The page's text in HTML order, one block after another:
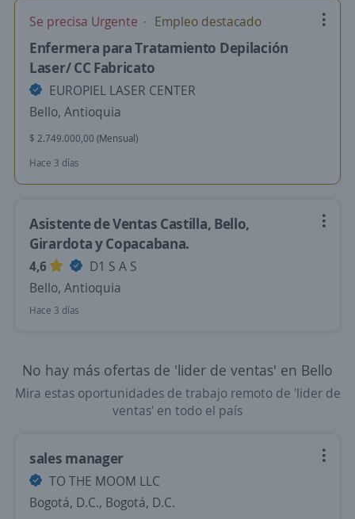
Se precisa Urgente Empleo destacado
Enfermera para Tratamiento Depilación
Laser/ CC Fabricato
EUROPIEL LASER CENTER
Bello, Antioquia
$ 2.749.000,00 (Mensual)
Hace 3 días
Asistente de Ventas Castilla, Bello,
Girardota y Copacabana.
4,6
D1 S A S
Bello, Antioquia
Hace 3 días
No hay más ofertas de 'lider de ventas' en Bello
Mira estas oportunidades de trabajo remoto de 'lider de
ventas' en todo el país
sales manager
TO THE MOOM LLC
Bogotá, D.C., Bogotá, D.C.